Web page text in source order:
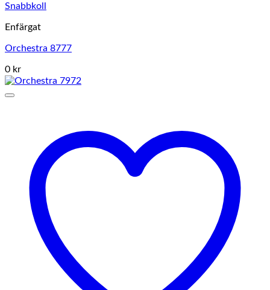
Snabbkoll
Enfärgat
Orchestra 8777
0 kr